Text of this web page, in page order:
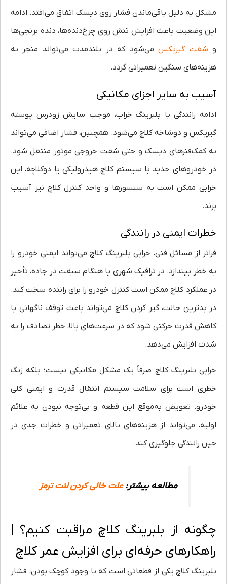
مشکل به دلیل باقی‌ماندن فشار روی دیسک اتفاق می‌افتد. ادامه
این وضعیت باعث افزایش تنش روی چرخ‌دنده‌ها، دنده برنجی‌ها
و شفت گیربکسمی‌شود که در بلندمدت می‌تواند منجر به
هزینه‌های سنگین تعمیراتی گردد.
آسیب به سایر اجزای مکانیکی
ادامه رانندگی با بلبرینگ خراب، موجب سایش زودرس پوسته
گیربکس و دوشاخه کلاچ می‌شود. همچنین، فشار اضافی می‌تواند
به کمک‌فنرهای دیسک و حتی شفت خروجی موتور منتقل شود.
در خودروهای جدید با سیستم کلاچ هیدرولیکی یا دوکلاچه، این
خرابی ممکن است به سنسورها و واحد کنترل کلاچ نیز آسیب
بزند.
خطرات ایمنی در رانندگی
فراتر از مسائل فنی، خرابی بلبرینگ کلاچ می‌تواند ایمنی خودرو را
به خطر بیندازد. در ترافیک شهری یا هنگام سبقت در جاده، تأخیر
در عملکرد کلاچ ممکن است کنترل خودرو را برای راننده سخت کند.
در بدترین حالت، گیر کردن کلاچ می‌تواند باعث توقف ناگهانی یا
کاهش قدرت حرکتی شود که در سرعت‌های بالا، خطر تصادف را به
شدت افزایش می‌دهد.
خرابی بلبرینگ کلاچ صرفاً یک مشکل مکانیکی نیست؛ بلکه زنگ
خطری است برای سلامت سیستم انتقال قدرت و ایمنی کلی
خودرو. تعویض به‌موقع این قطعه و بی‌توجه نبودن به علائم
اولیه، می‌تواند از هزینه‌های بالای تعمیراتی و خطرات جدی در
حین رانندگی جلوگیری کند.
مطالعه بیشتر:علت خالی کردن لنت ترمز
چگونه از بلبرینگ کلاچ مراقبت کنیم؟ |
راهکارهای حرفه‌ای برای افزایش عمر کلاچ
بلبرینگ کلاچ یکی از قطعاتی است که با وجود کوچک بودن، فشار